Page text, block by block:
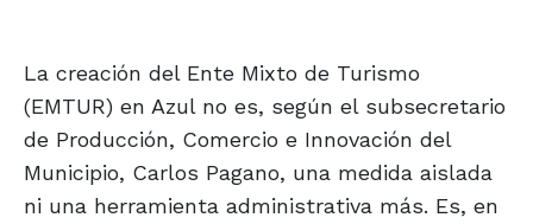
La creación del Ente Mixto de Turismo
(EMTUR) en Azul no es, según el subsecretario
de Producción, Comercio e Innovación del
Municipio, Carlos Pagano, una medida aislada
ni una herramienta administrativa más. Es, en